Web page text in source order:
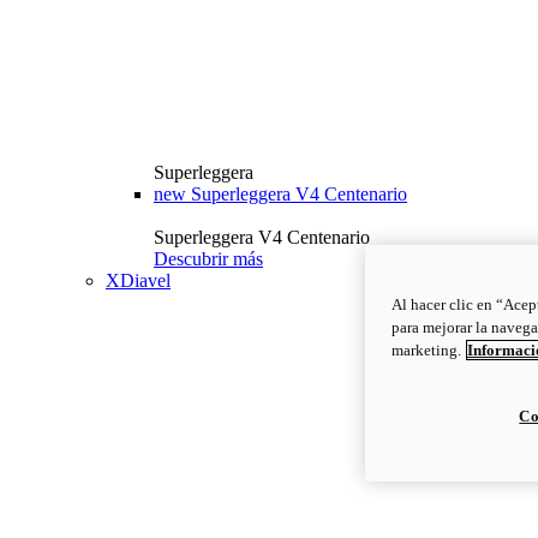
Superleggera
new Superleggera V4 Centenario
Superleggera V4 Centenario
Descubrir más
XDiavel
Al hacer clic en
para mejorar la
marketing.